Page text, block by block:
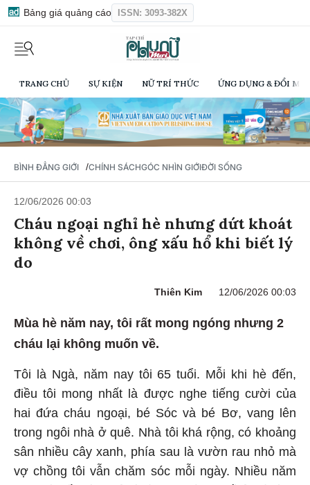
Bảng giá quảng cáo ISSN: 3093-382X
TRANG CHỦ SỰ KIỆN NỮ TRÍ THỨC ỨNG DỤNG & ĐỔI
BÌNH ĐẲNG GIỚI /CHÍNH SÁCHGÓC NHÌN GIỚIĐỜI SỐNG
12/06/2026 00:03
Cháu ngoại nghỉ hè nhưng dứt khoát
không về chơi, ông xấu hổ khi biết lý
do
Thiên Kim 12/06/2026 00:03
Mùa hè năm nay, tôi rất mong ngóng nhưng 2
cháu lại không muốn về.
Tôi là Ngà, năm nay tôi 65 tuổi. Mỗi khi hè đến,
điều tôi mong nhất là được nghe tiếng cười của
hai đứa cháu ngoại, bé Sóc và bé Bơ, vang lên
trong ngôi nhà ở quê. Nhà tôi khá rộng, có khoảng
sân nhiều cây xanh, phía sau là vườn rau nhỏ mà
vợ chồng tôi vẫn chăm sóc mỗi ngày. Nhiều năm